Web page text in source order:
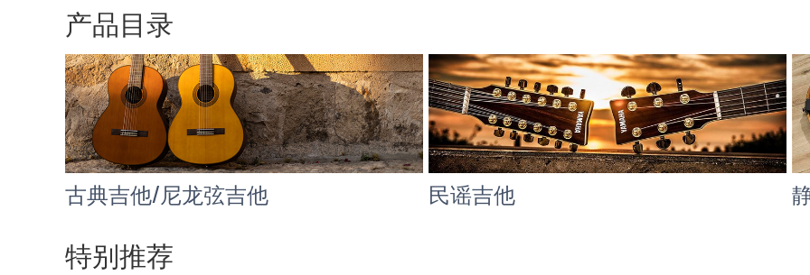
产品目录
古典吉他/尼龙弦吉他 民谣吉他
特别推荐